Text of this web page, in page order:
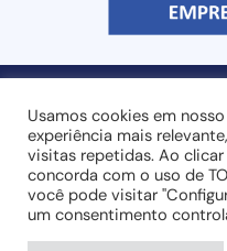
Entre em contato:
Usamos cookies em
experiência mais
visitas repetidas. Ao
concorda com o uso de
você pode visitar
um consentimento